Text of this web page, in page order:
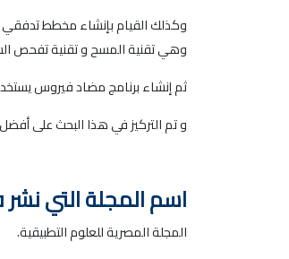
وكذلك القيام بإنشاء مخطط تدفقي
وهي تقنية المسح و تقنية تفحص
ثم إنشاء برنامج مضاد فيروس
و تم التركيز في هذا البحث على
اسم المجلة التي نشر
المجلة المصرية للعلوم التطبيقية.